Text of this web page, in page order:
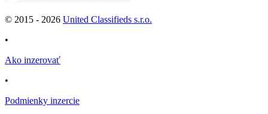
© 2015 - 2026 United Classifieds s.r.o.
•
Ako inzerovať
•
Podmienky inzercie